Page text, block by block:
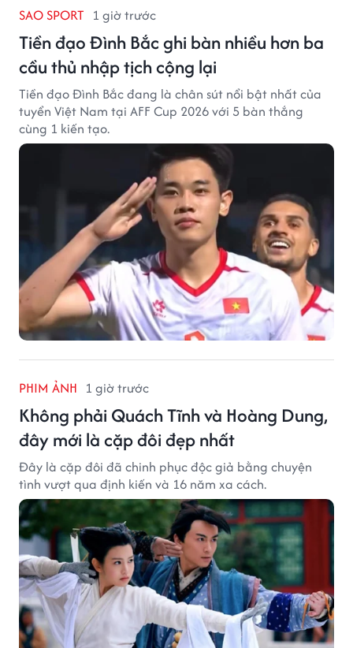
SAO SPORT 1 giờ trước
Tiền đạo Đình Bắc ghi bàn nhiều hơn ba
cầu thủ nhập tịch cộng lại
Tiền đạo Đình Bắc đang là chân sút nổi bật nhất của
tuyển Việt Nam tại AFF Cup 2026 với 5 bàn thắng
cùng 1 kiến tạo.
PHIM ẢNH 1 giờ trước
Không phải Quách Tĩnh và Hoàng Dung,
đây mới là cặp đôi đẹp nhất
Đây là cặp đôi đã chinh phục độc giả bằng chuyện
tình vượt qua định kiến và 16 năm xa cách.